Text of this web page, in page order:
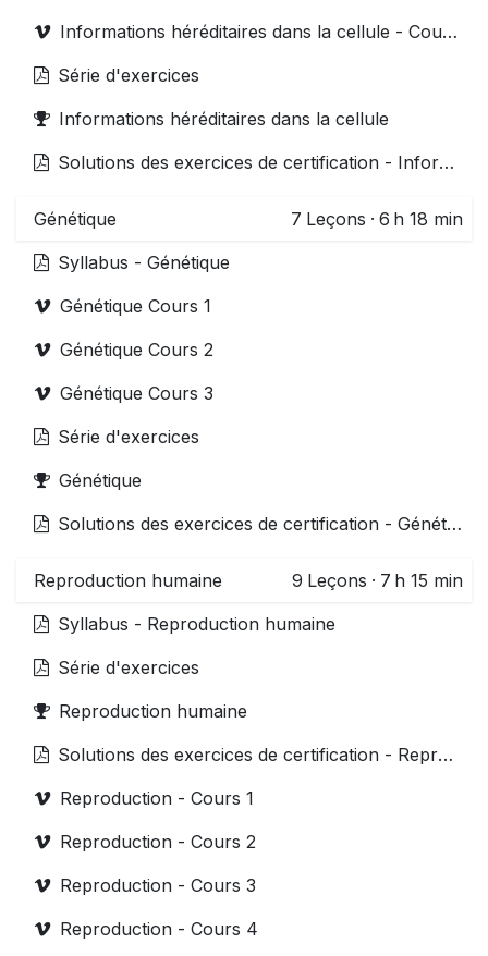
Informations héréditaires dans la cellule - Cours 3
Série d'exercices
Informations héréditaires dans la cellule
Solutions des exercices de certification - Information génétique
Génétique 7 Leçons · 6 h 18 min
Syllabus - Génétique
Génétique Cours 1
Génétique Cours 2
Génétique Cours 3
Série d'exercices
Génétique
Solutions des exercices de certification - Génétique
Reproduction humaine 9 Leçons · 7 h 15 min
Syllabus - Reproduction humaine
Série d'exercices
Reproduction humaine
Solutions des exercices de certification - Reproduction
Reproduction - Cours 1
Reproduction - Cours 2
Reproduction - Cours 3
Reproduction - Cours 4